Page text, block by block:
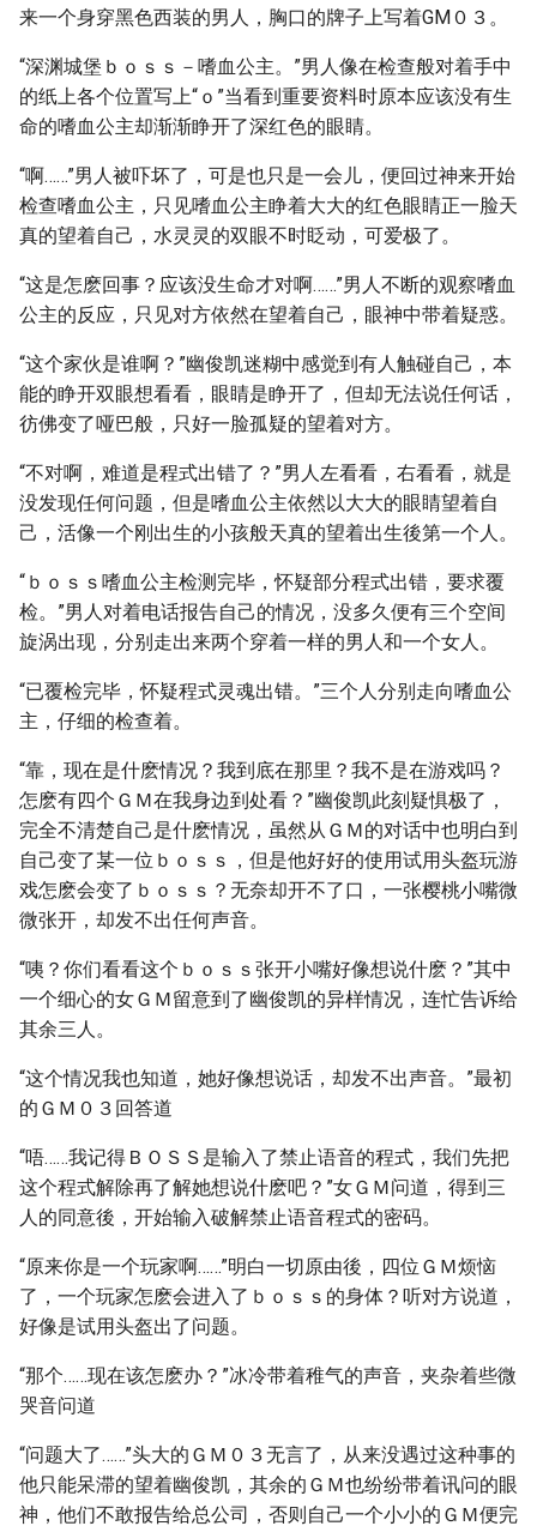
来一个身穿黑色西装的男人，胸口的牌子上写着GM０３。
“深渊城堡ｂｏｓｓ－嗜血公主。”男人像在检查般对着手中
的纸上各个位置写上“ｏ”当看到重要资料时原本应该没有生
命的嗜血公主却渐渐睁开了深红色的眼睛。
“啊……”男人被吓坏了，可是也只是一会儿，便回过神来开始
检查嗜血公主，只见嗜血公主睁着大大的红色眼睛正一脸天
真的望着自己，水灵灵的双眼不时眨动，可爱极了。
“这是怎麽回事？应该没生命才对啊……”男人不断的观察嗜血
公主的反应，只见对方依然在望着自己，眼神中带着疑惑。
“这个家伙是谁啊？”幽俊凯迷糊中感觉到有人触碰自己，本
能的睁开双眼想看看，眼睛是睁开了，但却无法说任何话，
彷佛变了哑巴般，只好一脸孤疑的望着对方。
“不对啊，难道是程式出错了？”男人左看看，右看看，就是
没发现任何问题，但是嗜血公主依然以大大的眼睛望着自
己，活像一个刚出生的小孩般天真的望着出生後第一个人。
“ｂｏｓｓ嗜血公主检测完毕，怀疑部分程式出错，要求覆
检。”男人对着电话报告自己的情况，没多久便有三个空间
旋涡出现，分别走出来两个穿着一样的男人和一个女人。
“已覆检完毕，怀疑程式灵魂出错。”三个人分别走向嗜血公
主，仔细的检查着。
“靠，现在是什麽情况？我到底在那里？我不是在游戏吗？
怎麽有四个ＧＭ在我身边到处看？”幽俊凯此刻疑惧极了，
完全不清楚自己是什麽情况，虽然从ＧＭ的对话中也明白到
自己变了某一位ｂｏｓｓ，但是他好好的使用试用头盔玩游
戏怎麽会变了ｂｏｓｓ？无奈却开不了口，一张樱桃小嘴微
微张开，却发不出任何声音。
“咦？你们看看这个ｂｏｓｓ张开小嘴好像想说什麽？”其中
一个细心的女ＧＭ留意到了幽俊凯的异样情况，连忙告诉给
其余三人。
“这个情况我也知道，她好像想说话，却发不出声音。”最初
的ＧＭ０３回答道
“唔……我记得ＢＯＳＳ是输入了禁止语音的程式，我们先把
这个程式解除再了解她想说什麽吧？”女ＧＭ问道，得到三
人的同意後，开始输入破解禁止语音程式的密码。
“原来你是一个玩家啊……”明白一切原由後，四位ＧＭ烦恼
了，一个玩家怎麽会进入了ｂｏｓｓ的身体？听对方说道，
好像是试用头盔出了问题。
“那个……现在该怎麽办？”冰冷带着稚气的声音，夹杂着些微
哭音问道
“问题大了……”头大的ＧＭ０３无言了，从来没遇过这种事的
他只能呆滞的望着幽俊凯，其余的ＧＭ也纷纷带着讯问的眼
神，他们不敢报告给总公司，否则自己一个小小的ＧＭ便完